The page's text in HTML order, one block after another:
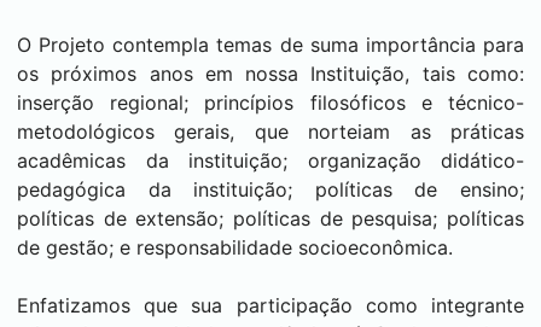
O Projeto contempla temas de suma importância para
os próximos anos em nossa Instituição, tais como:
inserção regional; princípios filosóficos e técnico-
metodológicos gerais, que norteiam as práticas
acadêmicas da instituição; organização didático-
pedagógica da instituição; políticas de ensino;
políticas de extensão; políticas de pesquisa; políticas
de gestão; e responsabilidade socioeconômica.
Enfatizamos que sua participação como integrante